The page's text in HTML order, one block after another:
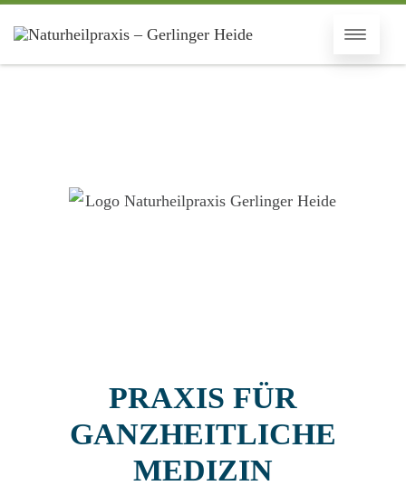
PRAXIS FÜR
GANZHEITLICHE
MEDIZIN